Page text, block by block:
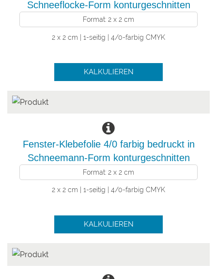
Schneeflocke-Form konturgeschnitten
Format: 2 x 2 cm
2 x 2 cm | 1-seitig | 4/0-farbig CMYK
KALKULIEREN
Fenster-Klebefolie 4/0 farbig bedruckt in
Schneemann-Form konturgeschnitten
Format: 2 x 2 cm
2 x 2 cm | 1-seitig | 4/0-farbig CMYK
KALKULIEREN